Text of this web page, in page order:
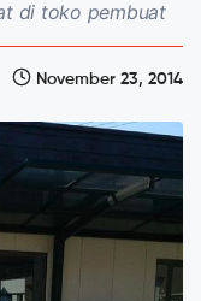
di toko pembuat
November 23, 2014